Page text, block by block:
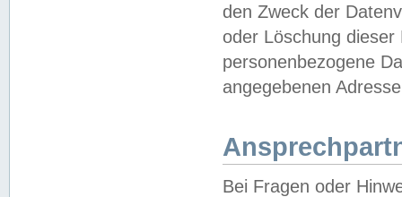
den Zweck der
oder Löschung
personenbezogene
angegebenen
Bei Fragen oder